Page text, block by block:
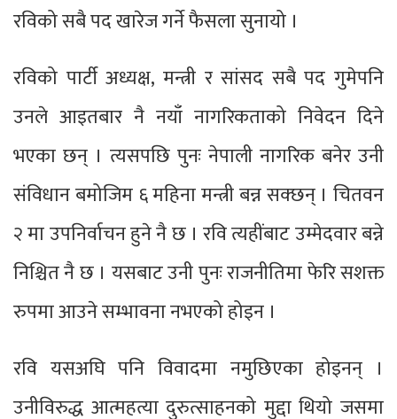
रविको सबै पद खारेज गर्ने फैसला सुनायो ।
रविको पार्टी अध्यक्ष, मन्त्री र सांसद सबै पद गुमेपनि
उनले आइतबार नै नयाँ नागरिकताको निवेदन दिने
भएका छन् । त्यसपछि पुनः नेपाली नागरिक बनेर उनी
संविधान बमोजिम ६ महिना मन्त्री बन्न सक्छन् । चितवन
२ मा उपनिर्वाचन हुने नै छ । रवि त्यहींबाट उम्मेदवार बन्ने
निश्चित नै छ । यसबाट उनी पुनः राजनीतिमा फेरि सशक्त
रुपमा आउने सम्भावना नभएको होइन ।
रवि यसअघि पनि विवादमा नमुछिएका होइनन् ।
उनीविरुद्ध आत्महत्या दुरुत्साहनको मुद्दा थियो जसमा